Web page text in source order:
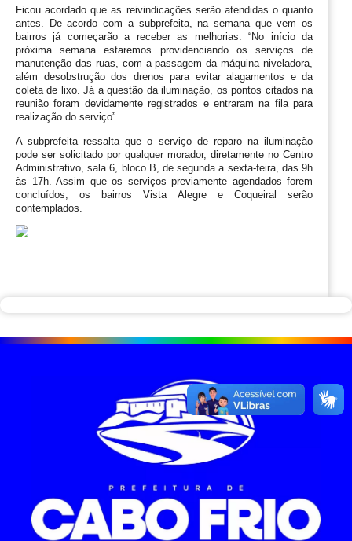
Ficou acordado que as reivindicações serão atendidas o quanto
antes. De acordo com a subprefeita, na semana que vem os
bairros já começarão a receber as melhorias: “No início da
próxima semana estaremos providenciando os serviços de
manutenção das ruas, com a passagem da máquina niveladora,
além desobstrução dos drenos para evitar alagamentos e da
coleta de lixo. Já a questão da iluminação, os pontos citados na
reunião foram devidamente registrados e entraram na fila para
realização do serviço”.
A subprefeita ressalta que o serviço de reparo na iluminação
pode ser solicitado por qualquer morador, diretamente no Centro
Administrativo, sala 6, bloco B, de segunda a sexta-feira, das 9h
às 17h. Assim que os serviços previamente agendados forem
concluídos, os bairros Vista Alegre e Coqueiral serão
contemplados.